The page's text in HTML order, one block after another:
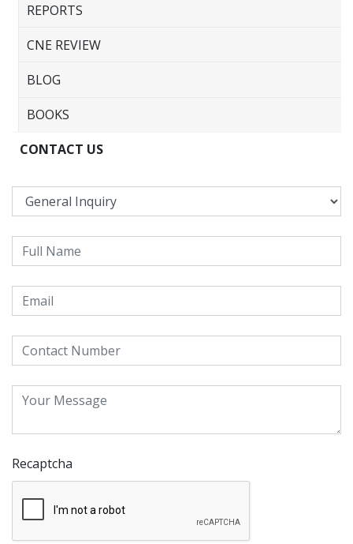
REPORTS
CNE REVIEW
BLOG
BOOKS
CONTACT US
Recaptcha